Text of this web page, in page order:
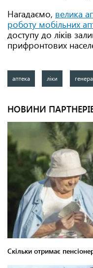
Нагадаємо, велика
роботу мобільних
доступу до ліків
прифронтових
аптека ліки